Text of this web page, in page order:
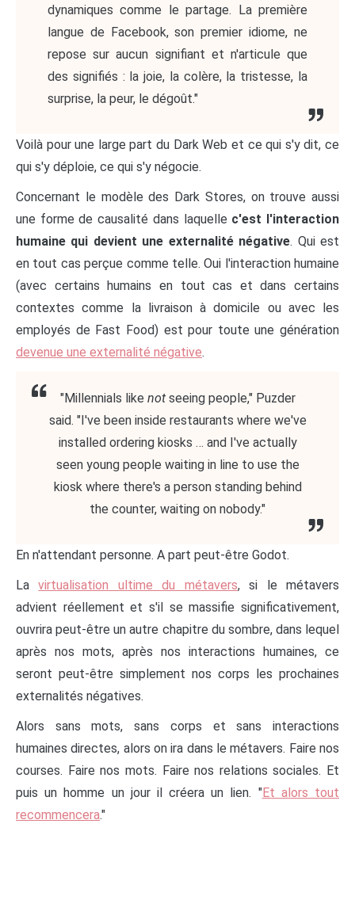
dynamiques comme le partage. La première
langue de Facebook, son premier idiome, ne
repose sur aucun signifiant et n'articule que
des signifiés : la joie, la colère, la tristesse, la
surprise, la peur, le dégoût."
Voilà pour une large part du Dark Web et ce qui s'y dit, ce
qui s'y déploie, ce qui s'y négocie.
Concernant le modèle des Dark Stores, on trouve aussi
une forme de causalité dans laquelle c'est l'interaction
humaine qui devient une externalité négative. Qui est
en tout cas perçue comme telle. Oui l'interaction humaine
(avec certains humains en tout cas et dans certains
contextes comme la livraison à domicile ou avec les
employés de Fast Food) est pour toute une génération
devenue une externalité négative.
"Millennials like notseeing people," Puzder
said. "I've been inside restaurants where we've
installed ordering kiosks … and I've actually
seen young people waiting in line to use the
kiosk where there's a person standing behind
the counter, waiting on nobody."
En n'attendant personne. A part peut-être Godot.
Lavirtualisation ultime du métavers, si le métavers
advient réellement et s'il se massifie significativement,
ouvrira peut-être un autre chapitre du sombre, dans lequel
après nos mots, après nos interactions humaines, ce
seront peut-être simplement nos corps les prochaines
externalités négatives.
Alors sans mots, sans corps et sans interactions
humaines directes, alors on ira dans le métavers. Faire nos
courses. Faire nos mots. Faire nos relations sociales. Et
puis un homme un jour il créera un lien. "Et alors tout
recommencera."